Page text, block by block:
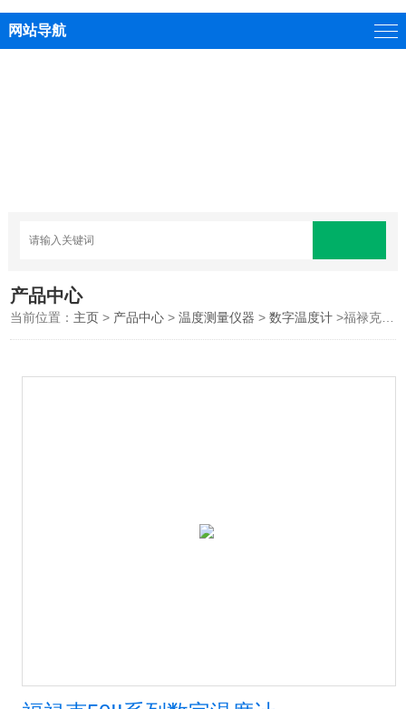
网站导航
产品中心
当前位置： 主页 > 产品中心 >温度测量仪器 >数字温度计 >福禄克50II系列数字温度计